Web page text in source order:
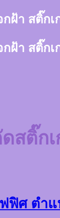
ฝ้า สติ๊ก
ฝ้า สติ๊ก
สติ๊ก
ฟิศ ตำ